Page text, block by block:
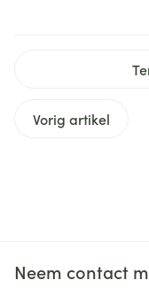
Vorig artikel
Neem contact